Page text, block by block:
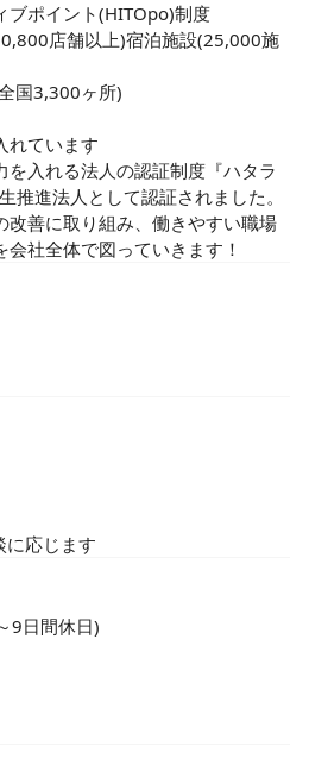
ポイント(HITOpo)制度
店舗以上)宿泊施設(25,000施
国3,300ヶ所)
れています
入れる法人の認証制度『ハタラ
推進法人として認証されました。
改善に取り組み、働きやすい職場
社全体で図っていきます！
応じます
9日間休日)